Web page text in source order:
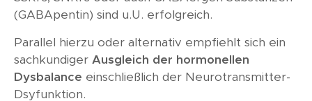
(GABApentin) sind u.U. erfolgreich.
Parallel hierzu oder alternativ empfiehlt sich ein
sachkundiger Ausgleich der hormonellen
Dysbalance einschließlich der Neurotransmitter-
Dsyfunktion.